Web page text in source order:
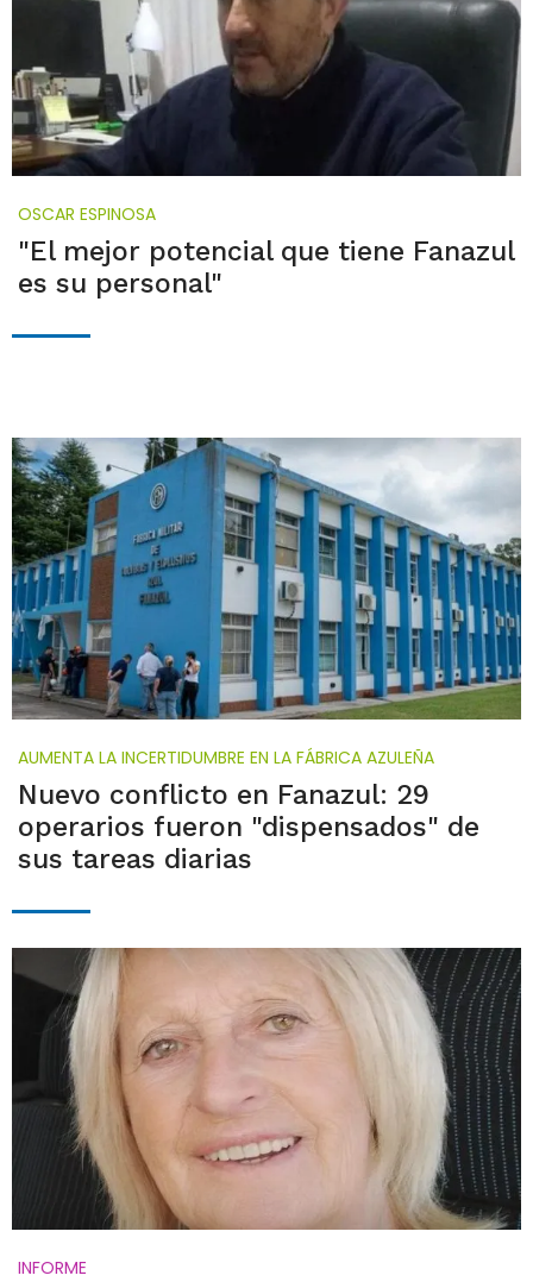
OSCAR ESPINOSA
"El mejor potencial que tiene Fanazul
es su personal"
AUMENTA LA INCERTIDUMBRE EN LA FÁBRICA AZULEÑA
Nuevo conflicto en Fanazul: 29
operarios fueron "dispensados" de
sus tareas diarias
INFORME